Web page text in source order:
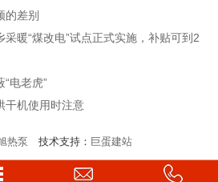
的差别
采暖“煤改电”试点正式实施，补贴可到2
电老虎”
干机使用时注意
热泵 技术支持： 巨蛋建站